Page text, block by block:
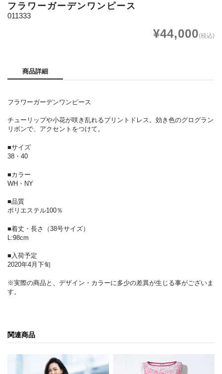
フラワーガーデンワンピース
011333
¥44,000(税込)
商品詳細
フラワーガーデンワンピース
チューリップや小花が咲き乱れるプリントドレス。効き色のグログラン
リボンで、アクセントをつけて。
■サイズ
38・40
■カラー
WH・NY
■品質
ポリエステル100％
■着丈・長さ（38号サイズ）
L:98cm
■入荷予定
2020年4月下旬
※実際の商品と、デザイン・カラーに多少の差異が生じる事がございま
す。
関連商品